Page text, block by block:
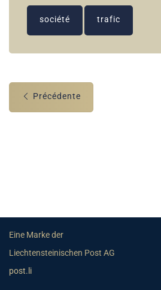
société trafic
Précédente
Eine Marke der
Liechtensteinischen Post AG
post.li